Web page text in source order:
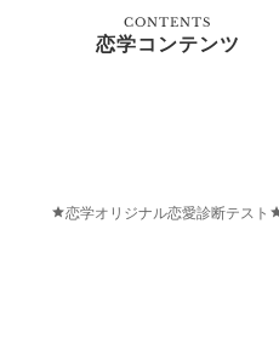
CONTENTS
恋学コンテンツ
恋学オリジナル恋愛診断テスト